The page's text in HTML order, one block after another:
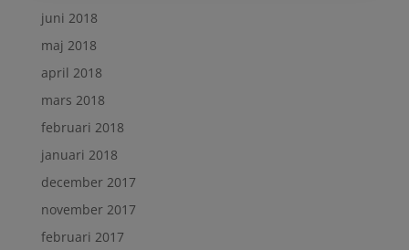
juni 2018
maj 2018
april 2018
mars 2018
februari 2018
januari 2018
december 2017
november 2017
februari 2017